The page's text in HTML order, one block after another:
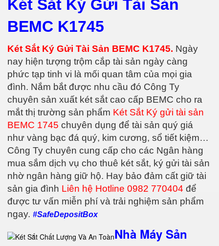
Két Sắt Ký Gửi Tài Sản
BEMC K1745
Két Sắt Ký Gửi Tài Sản BEMC K1745. Ngày
nay hiện tượng trộm cắp tài sản ngày càng
phức tạp tinh vi là mối quan tâm của mọi gia
đình. Nắm bắt được nhu cầu đó Công Ty
chuyên sản xuất két sắt cao cấp BEMC cho ra
mắt thị trường sản phẩm Két Sắt Ký gửi tài sản
BEMC 1745 chuyên dụng để tài sản quý giá
như vàng bạc đá quý, kim cương, sổ tiết kiệm…
Công Ty chuyên cung cấp cho các Ngân hàng
mua sắm dịch vụ cho thuê két sắt, ký gửi tài sản
nhờ ngân hàng giữ hộ. Hay bảo đảm cất giữ tài
sản gia đình Liên hệ Hotline 0982 770404 để
được tư vấn miễn phí và trải nghiệm sản phẩm
ngay. #SafeDepositBox
Nhà Máy Sản